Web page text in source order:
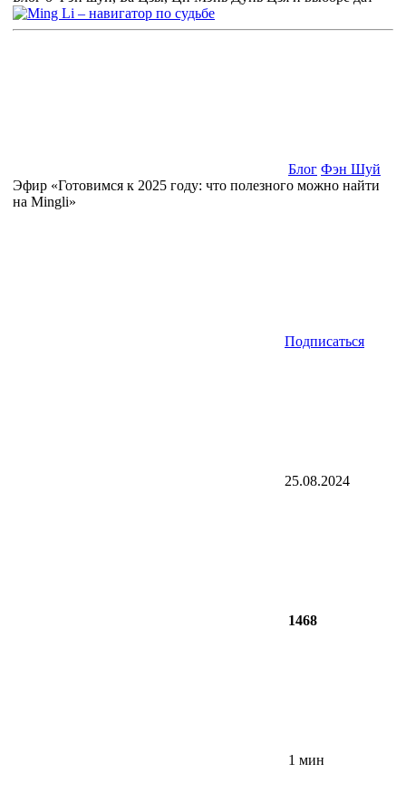
Блог Фэн Шуй
Эфир «Готовимся к 2025 году: что полезного можно найти
на Mingli»
Подписаться
25.08.2024
1468
1 мин